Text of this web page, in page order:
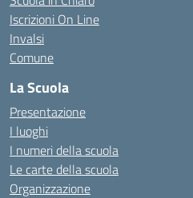
Iscrizioni On Line
Invalsi
Comune
La Scuola
Presentazione
I luoghi
I numeri della scuola
Le carte della scuola
Organizzazione